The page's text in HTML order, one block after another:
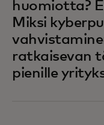
huomiotta?
Miksi
ratkaisevan
pienille